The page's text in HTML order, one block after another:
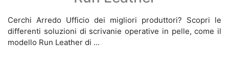
Cerchi Arredo Ufficio dei migliori produttori? Scopri le
differenti soluzioni di scrivanie operative in pelle, come il
modello Run Leather di ...